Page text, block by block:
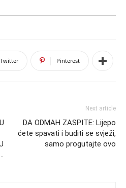
Twitter Pinterest
Next article
DA ODMAH ZASPITE: Lijepo
ćete spavati i buditi se svježi,
samo progutajte ovo